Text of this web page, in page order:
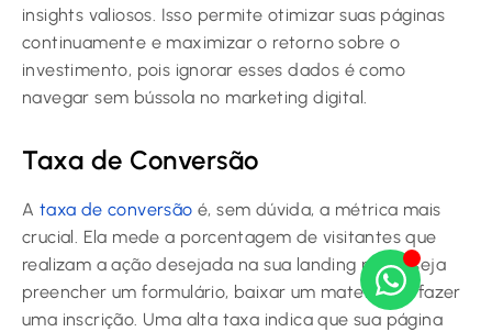
insights valiosos. Isso permite otimizar suas páginas
continuamente e maximizar o retorno sobre o
investimento, pois ignorar esses dados é como
navegar sem bússola no marketing digital.
Taxa de Conversão
A taxa de conversão é, sem dúvida, a métrica mais
crucial. Ela mede a porcentagem de visitantes que
realizam a ação desejada na sua landing page, seja
preencher um formulário, baixar um material ou fazer
uma inscrição. Uma alta taxa indica que sua página